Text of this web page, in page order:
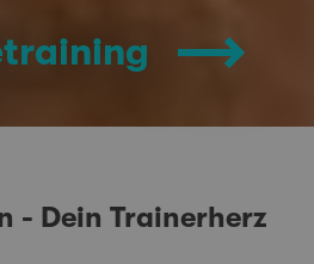
- Dein Trainerherz